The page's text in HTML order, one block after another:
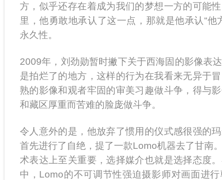
方，似乎还存在着成为我们的梦想一方的可能
里，他勇敢地承认了这一点，那就是他承认“他
永久性。
2009年，刘劲勋暂时撇下关于西海固的影像表
是拍烂了的地方，这样的行为在我看来无异于
熟的影像和观者牢固的审美习趣做斗争，得与
和藏区厚重而苦难的脸庞做斗争。
令人意外的是，他放弃了惯用的仪式感很强的
首先进行了自绝，提了一款Lomo机器去了甘南
术表达上至关重要，选择媒介也就是选择态度
中，Lomo的不可调节性强迫摄影师对画面进